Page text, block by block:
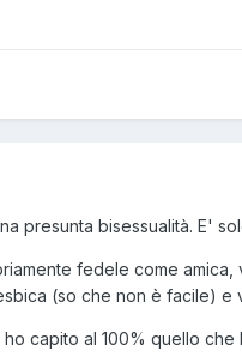
presunta bisessualità. E'
fedele come
(so che non è facile)
capito al 100% quello che